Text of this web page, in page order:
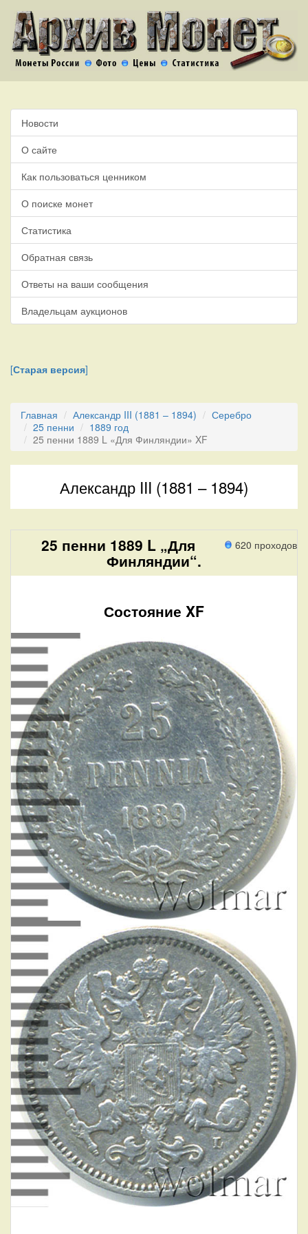
Новости
О сайте
Как пользоваться ценником
О поиске монет
Статистика
Обратная связь
Ответы на ваши сообщения
Владельцам аукционов
[Старая версия]
Главная Александр III (1881 – 1894)
Серебро
25 пенни
1889 год
25 пенни 1889 L «Для Финляндии» XF
Александр III (1881 – 1894)
620 проходов
25 пенни 1889 L „Для
Финляндии“.
Состояние XF